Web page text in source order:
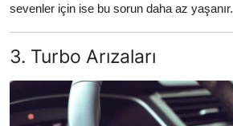
sevenler için ise bu sorun daha az yaşanır.
3. Turbo Arızaları